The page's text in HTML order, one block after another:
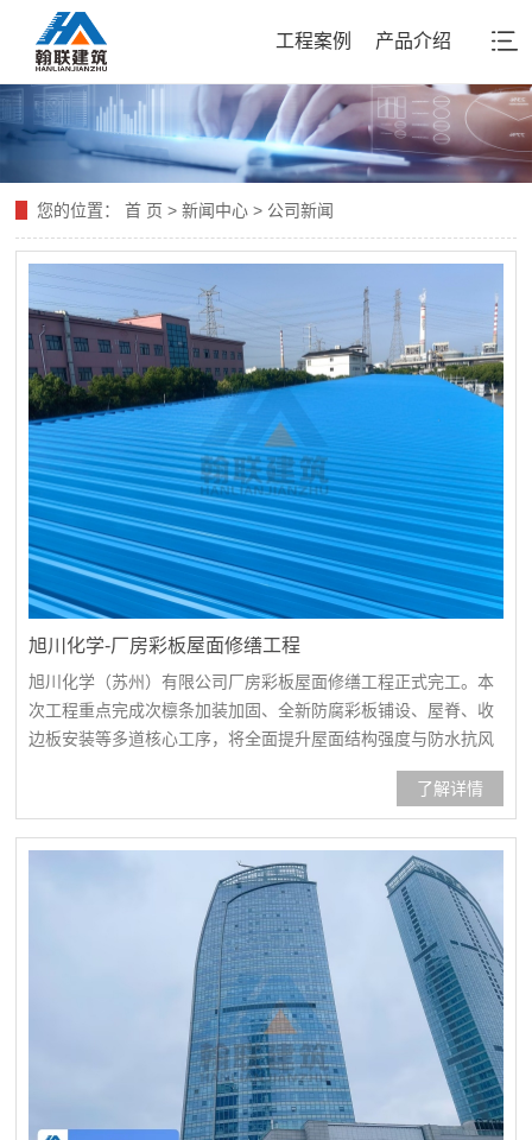
工程案例 产品介绍
您的位置： 首 页 >新闻中心 > 公司新闻
旭川化学-厂房彩板屋面修缮工程
旭川化学（苏州）有限公司厂房彩板屋面修缮工程正式完工。本
次工程重点完成次檩条加装加固、全新防腐彩板铺设、屋脊、收
边板安装等多道核心工序，将全面提升屋面结构强度与防水抗风
性能。项目全程严守化工企业施工安全规范，在不影响日常生产
的前提下，为企业筑牢安全生产的硬件屏障。人员进场、安全技
术交底次檩条安装次檩条安装彩板安装彩板安装彩板安装锁边固
定屋脊安装收边板安装节点打胶密封完工效果完工效果施工前完
了解详情